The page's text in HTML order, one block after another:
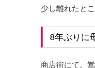
少し離れたと
8年ぶりに
商店街にて。